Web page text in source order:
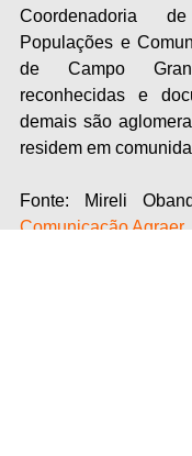
Coordenadoria
Populações e
de Campo
reconhecidas e
demais são
residem em
Fonte: Mireli
Comunicação Agraer